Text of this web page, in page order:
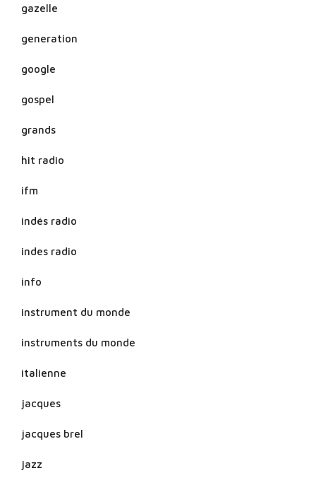
gazelle
generation
google
gospel
grands
hit radio
ifm
indés radio
indes radio
info
instrument du monde
instruments du monde
italienne
jacques
jacques brel
jazz